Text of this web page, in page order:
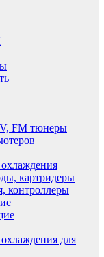
FM тюнеры
картридеры
контроллеры
для